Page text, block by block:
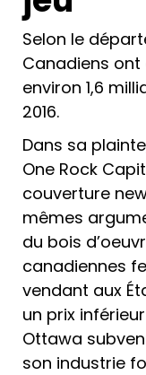
Selon le
Canadiens
environ 1,6
2016.
Dans sa
One Rock
couverture
mêmes
du bois
canadiennes
vendant aux
un prix
Ottawa
son industrie